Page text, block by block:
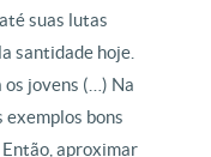
suas lutas
santidade hoje.
os jovens (…) Na
bons
Então, aproximar